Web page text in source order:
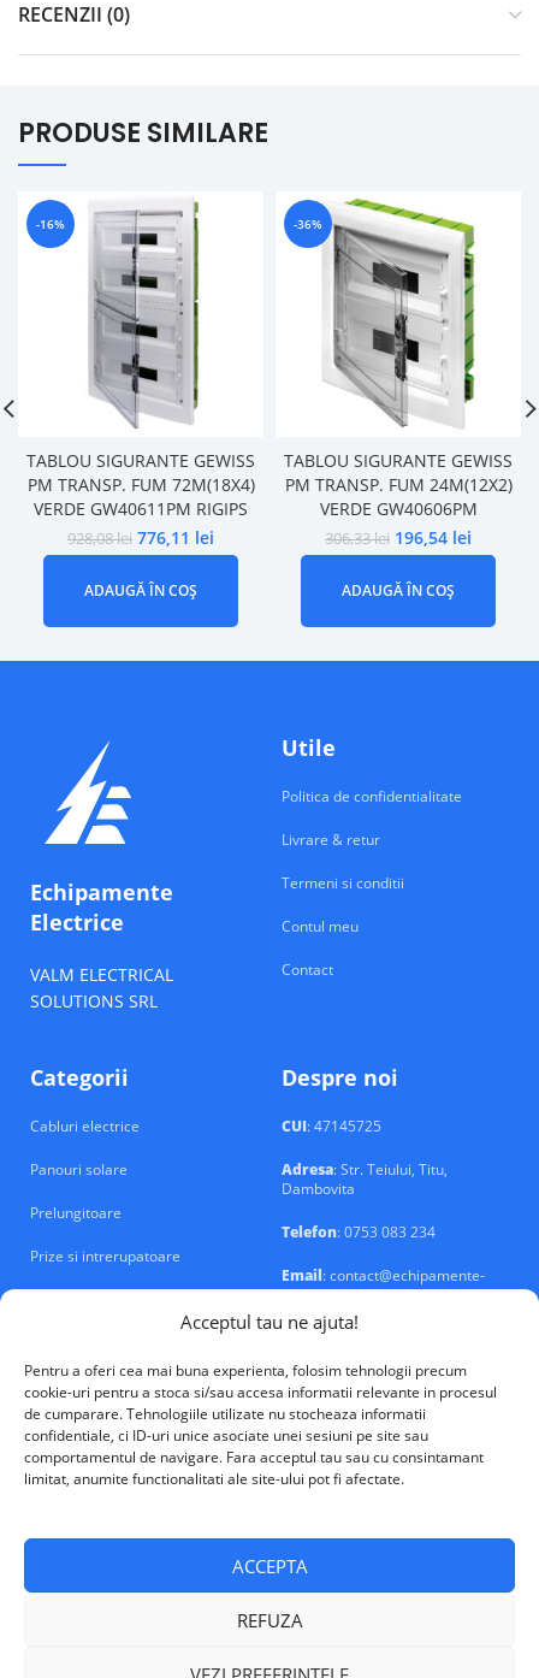
Acceptul tau ne ajuta!
Pentru a oferi cea mai buna experienta, folosim tehnologii precum
cookie-uri pentru a stoca si/sau accesa informatii relevante in procesul
de cumparare. Tehnologiile utilizate nu stocheaza informatii
confidentiale, ci ID-uri unice asociate unei sesiuni pe site sau
comportamentul de navigare. Fara acceptul tau sau cu consintamant
limitat, anumite functionalitati ale site-ului pot fi afectate.
ACCEPTA
REFUZA
RECENZII (0)
PRODUSE SIMILARE
-16%
TABLOU SIGURANTE GEWISS
PM TRANSP. FUM 72M(18X4)
VERDE GW40611PM RIGIPS
928,08lei 776,11 lei
ADAUGĂ ÎN COȘ
-36%
TABLOU SIGURANTE GEWISS
PM TRANSP. FUM 24M(12X2)
VERDE GW40606PM
306,33lei 196,54 lei
ADAUGĂ ÎN COȘ
Echipamente
Electrice
VALM ELECTRICAL
SOLUTIONS SRL
Utile
Politica de confidentialitate
Livrare & retur
Termeni si conditii
Contul meu
Contact
Categorii
Cabluri electrice
Panouri solare
Prelungitoare
Prize si intrerupatoare
Despre noi
CUI: 47145725
Adresa: Str. Teiului, Titu,
Dambovita
Telefon: 0753 083 234
Email: contact@echipamente-
electrice.ro
VALM Electrical Solutions © 2026